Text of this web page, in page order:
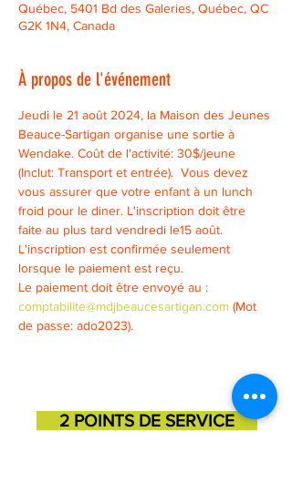
Québec, 5401 Bd des Galeries, Québec, QC
G2K 1N4, Canada
À propos de l'événement
Jeudi le 21 août 2024, la Maison des Jeunes
Beauce-Sartigan organise une sortie à
Wendake. Coût de l'activité: 30$/jeune
(Inclut: Transport et entrée).  Vous devez
vous assurer que votre enfant à un lunch
froid pour le diner. L'inscription doit être
faite au plus tard vendredi le15 août.
L'inscription est confirmée seulement
lorsque le paiement est reçu.
Le paiement doit être envoyé au :
comptabilite@mdjbeaucesartigan.com (Mot
de passe: ado2023).
2 POINTS DE SERVICE